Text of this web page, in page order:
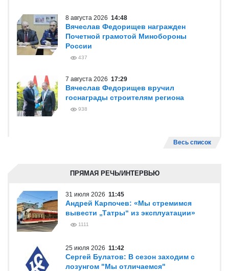
8 августа 2026 14:48
Вячеслав Федорищев награжден
Почетной грамотой Минобороны
России
437
7 августа 2026 17:29
Вячеслав Федорищев вручил
госнаграды строителям региона
938
Весь список
ПРЯМАЯ РЕЧЬ/ИНТЕРВЬЮ
31 июля 2026 11:45
Андрей Карпочев: «Мы стремимся
вывести „Татры“ из эксплуатации»
1111
25 июля 2026 11:42
Сергей Булатов: В сезон заходим с
лозунгом "Мы отличаемся"